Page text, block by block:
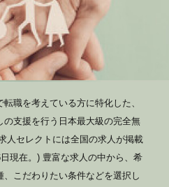
職を考えている方に特化した、
支援を行う日本最大級の完全無
人セレクトには全国の求人が掲載
現在。) 豊富な求人の中から、希
こだわりたい条件などを選択し